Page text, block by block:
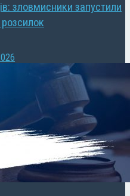
зловмисники запустили